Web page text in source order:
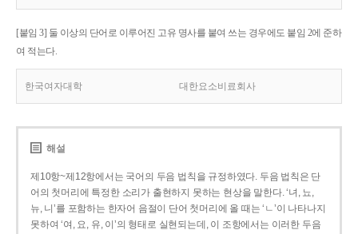
[붙임 3] 둘 이상의 단어로 이루어진 고유 명사를 붙여 쓰는 경우에도 붙임 2에 준하
여 적는다.
한국여자대학 대한요소비료회사
해설
제10항~제12항에서는 국어의 두음 법칙을 규정하였다. 두음 법칙은 단
어의 첫머리에 특정한 소리가 출현하지 못하는 현상을 말한다. ‘녀, 뇨,
뉴, 니’를 포함하는 한자어 음절이 단어 첫머리에 올 때는 ‘ㄴ’이 나타나지
못하여 ‘여, 요, 유, 이’의 형태로 실현되는데, 이 조항에서는 이러한 두음